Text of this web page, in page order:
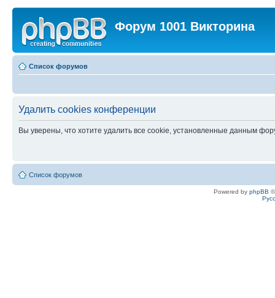
Форум 1001 Викторина
Список форумов
Удалить cookies конференции
Вы уверены, что хотите удалить все cookie, установленные данным
Список форумов
Powered by phpBB